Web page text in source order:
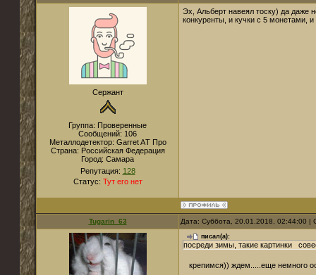
Сержант
Группа: Проверенные
Сообщений: 106
Металлодетектор: Garret AТ Про
Страна: Российская Федерация
Город: Самара
Репутация: 128
Статус: Тут его нет
Эх, Альберт навеял тоску) да даже
конкуренты, и кучки с 5 монетами,
Tugarin_63 Дата: Суббота, 20.01.2018, 02:44:00
писал(а):
посреди зимы, такие картинки
крепимся)) ждем.....еще немного